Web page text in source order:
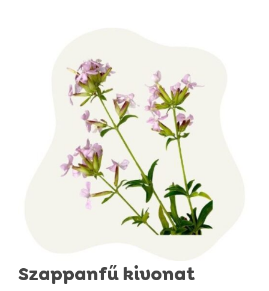
Szappanfű kivonat